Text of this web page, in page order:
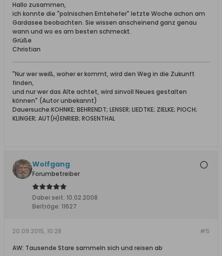
Hallo zusammen,
ich konnte die "polnischen Erntehefer" letzte Woche achon am
Gardasee beobachten. Sie wissen anscheinend ganz genau
wann und wo es am besten schmeckt.
Grüße
Christian
"Nur wer weiß, woher er kommt, wird den Weg in die Zukunft
finden,
und nur wer das Alte achtet, wird sinvoll Neues gestalten
können" (Autor unbekannt)
Dauersuche:KOHNKE; BEHRENDT; LENSER; LIEDTKE; ZIELKE; PIOCH;
KLINGER; AUT(H)ENRIEB; ROSENTHAL
Wolfgang
Forumbetreiber
Dabei seit: 10.02.2008
Beiträge: 11627
#5
20.09.2015, 10:28
AW: Tausende Stare sammeln sich und reisen ab